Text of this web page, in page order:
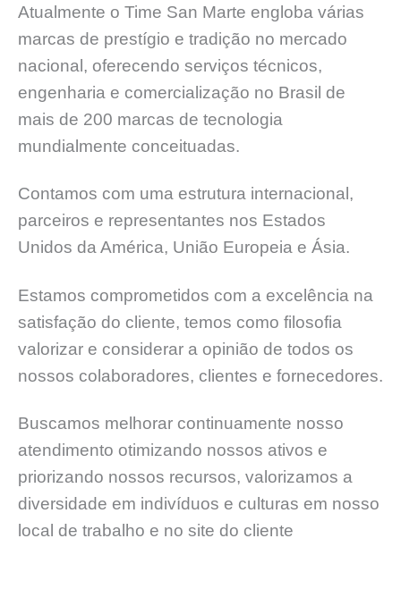
Atualmente o Time San Marte engloba várias
marcas de prestígio e tradição no mercado
nacional, oferecendo serviços técnicos,
engenharia e comercialização no Brasil de
mais de 200 marcas de tecnologia
mundialmente conceituadas.
Contamos com uma estrutura internacional,
parceiros e representantes nos Estados
Unidos da América, União Europeia e Ásia.
Estamos comprometidos com a excelência na
satisfação do cliente, temos como filosofia
valorizar e considerar a opinião de todos os
nossos colaboradores, clientes e fornecedores.
Buscamos melhorar continuamente nosso
atendimento otimizando nossos ativos e
priorizando nossos recursos, valorizamos a
diversidade em indivíduos e culturas em nosso
local de trabalho e no site do cliente